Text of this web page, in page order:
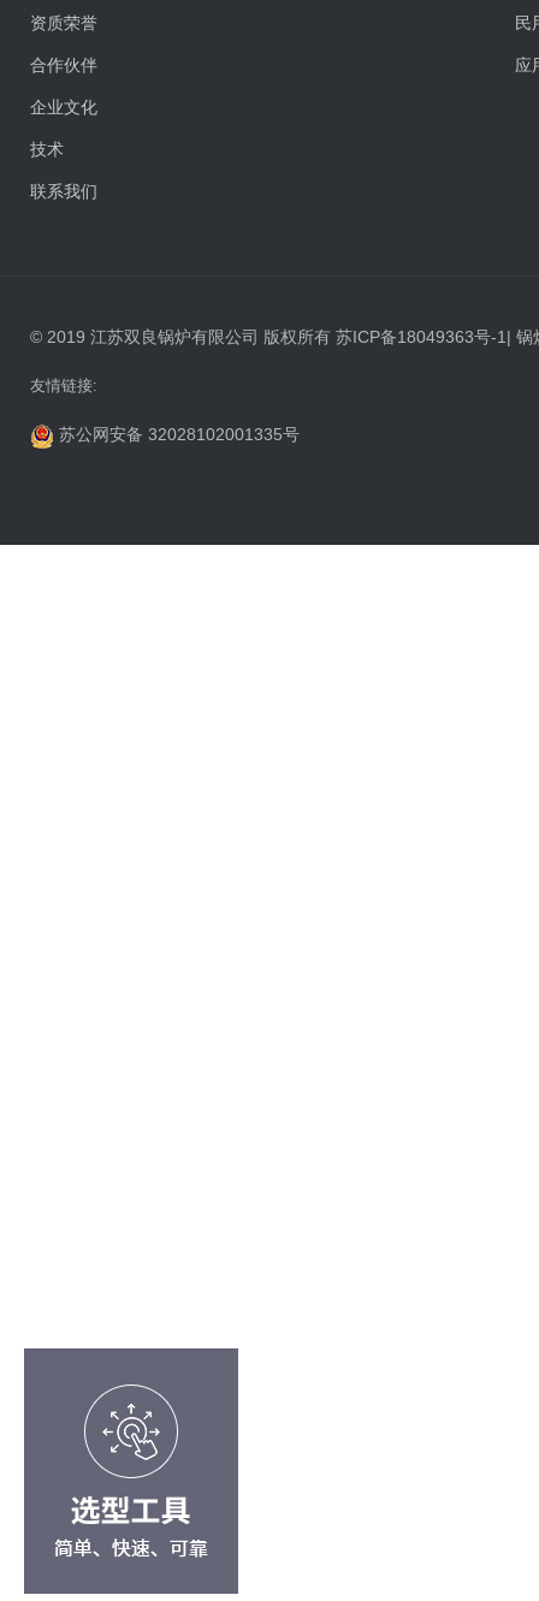
资质荣誉
合作伙伴
企业文化
技术
联系我们
民
应
© 2019 江苏双良锅炉有限公司 版权所有 苏ICP备18049363号-1| 锅
友情链接:
苏公网安备 32028102001335号